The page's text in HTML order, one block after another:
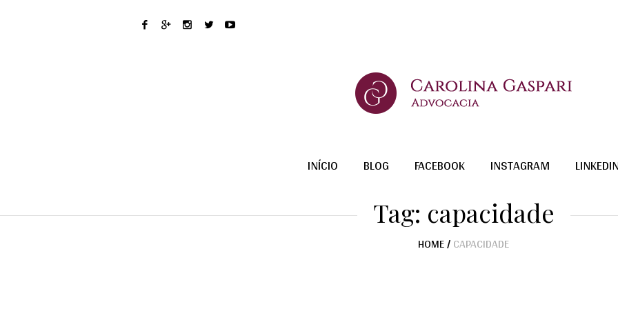
INÍCIO BLOG FACEBOOK INSTAGRAM
Tag: capacidade
HOME/CAPACIDADE